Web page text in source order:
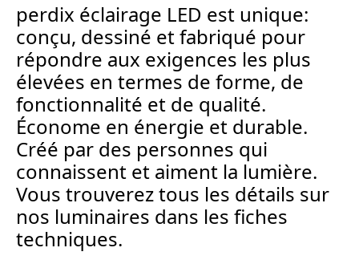
perdix éclairage LED est unique:
conçu, dessiné et fabriqué pour
répondre aux exigences les plus
élevées en termes de forme, de
fonctionnalité et de qualité.
Économe en énergie et durable.
Créé par des personnes qui
connaissent et aiment la lumière.
Vous trouverez tous les détails sur
nos luminaires dans les fiches
techniques.